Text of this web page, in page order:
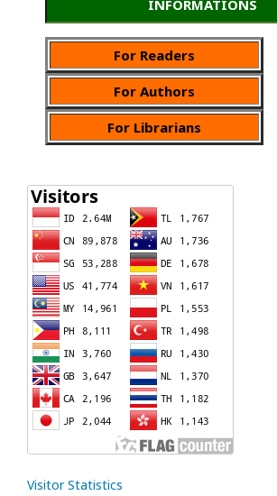
INFORMATIONS
For Readers
For Authors
For Librarians
Visitor Statistics